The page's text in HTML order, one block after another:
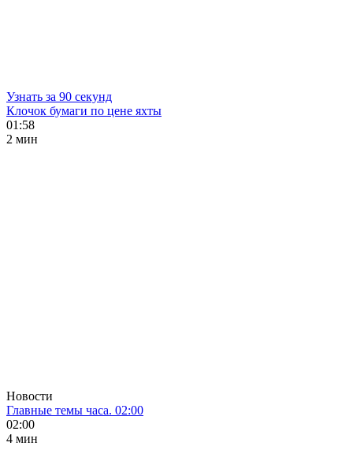
Узнать за 90 секунд
Клочок бумаги по цене яхты
01:58
2 мин
Новости
Главные темы часа. 02:00
02:00
4 мин